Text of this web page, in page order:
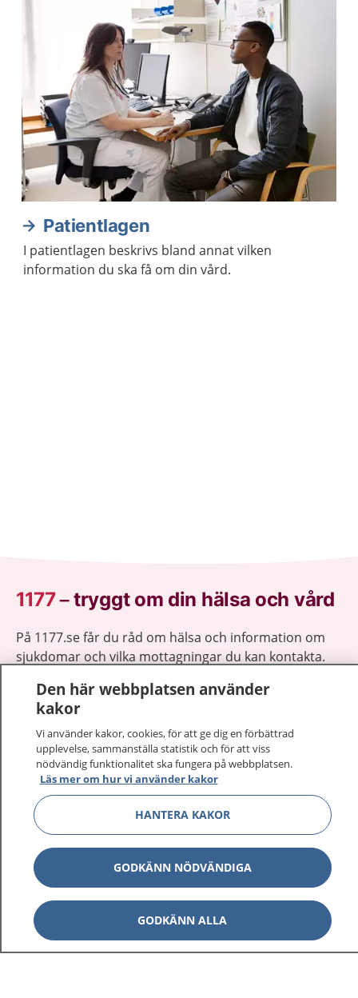
Patientlagen
I patientlagen beskrivs bland annat vilken
information du ska få om din vård.
1177–tryggt om din hälsa och vård
På 1177.se får du råd om hälsa och information om
sjukdomar och vilka mottagningar du kan kontakta.
vårdärenden. Ring telefonnummer 1177 för
sjukvårdsrådgivning dygnet runt.
1177 ger dig råd när du vill må bättre.
Visa
Om 1177 Visa
Kontakt Visa
Den här webbplatsen använder
kakor
Vi använder kakor, cookies, för att ge dig en förbättrad
upplevelse, sammanställa statistik och för att viss
nödvändig funktionalitet ska fungera på webbplatsen.
Läs mer om hur vi använder kakor
HANTERA KAKOR
GODKÄNN NÖDVÄNDIGA
GODKÄNN ALLA